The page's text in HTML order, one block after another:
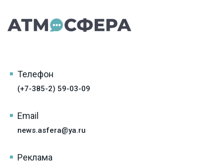
Телефон
(+7-385-2) 59-03-09
Email
news.asfera@ya.ru
Реклама